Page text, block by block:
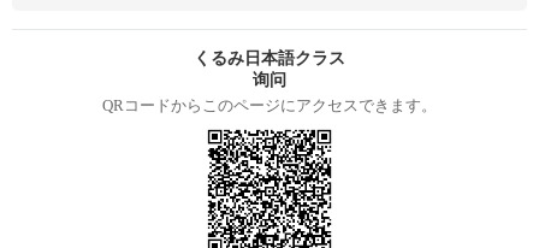
くるみ日本語クラス
询问
QRコードからこのページにアクセスできます。